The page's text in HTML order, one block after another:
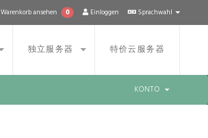
Sprachwahl
Einloggen
Warenkorb ansehen 0
独立服务器 特价云服务器
KONTO